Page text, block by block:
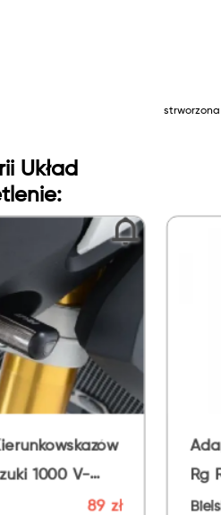
strworzona
Układ
Adapter Do
Rg Racing
19- Gasgas
Bielsko-Biala